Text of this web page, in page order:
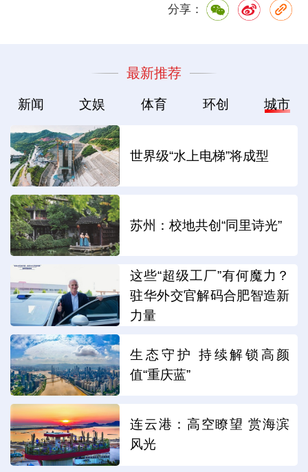
分享：
最新推荐
新闻 文娱 体育 环创 城市
世界级“水上电梯”将成型
苏州：校地共创“同里诗光”
这些“超级工厂”有何魔力？
驻华外交官解码合肥智造新
力量
生态守护 持续解锁高颜
值“重庆蓝”
连云港：高空瞭望 赏海滨
风光